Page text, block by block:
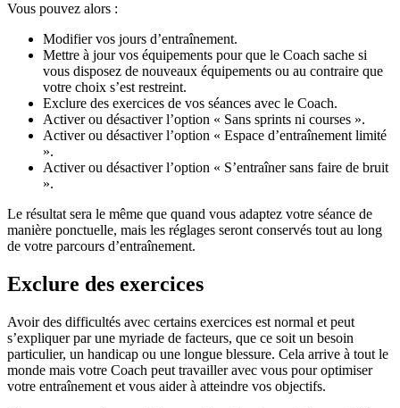
Vous pouvez alors :
Modifier vos jours d’entraînement.
Mettre à jour vos équipements pour que le Coach sache si
vous disposez de nouveaux équipements ou au contraire que
votre choix s’est restreint.
Exclure des exercices de vos séances avec le Coach.
Activer ou désactiver l’option « Sans sprints ni courses ».
Activer ou désactiver l’option « Espace d’entraînement limité
».
Activer ou désactiver l’option « S’entraîner sans faire de bruit
».
Le résultat sera le même que quand vous adaptez votre séance de
manière ponctuelle, mais les réglages seront conservés tout au long
de votre parcours d’entraînement.
Exclure des exercices
Avoir des difficultés avec certains exercices est normal et peut
s’expliquer par une myriade de facteurs, que ce soit un besoin
particulier, un handicap ou une longue blessure. Cela arrive à tout le
monde mais votre Coach peut travailler avec vous pour optimiser
votre entraînement et vous aider à atteindre vos objectifs.